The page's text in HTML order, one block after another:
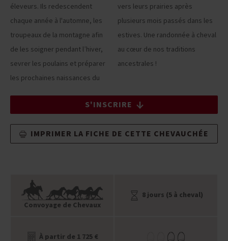
éleveurs. Ils redescendent
chaque année à l'automne, les
troupeaux de la montagne afin
de les soigner pendant l’hiver,
sevrer les poulains et préparer
les prochaines naissances du
vers leurs prairies après
plusieurs mois passés dans les
estives. Une randonnée à cheval
au cœur de nos traditions
ancestrales !
S'INSCRIRE
IMPRIMER LA FICHE DE CETTE CHEVAUCHÉE
Convoyage de Chevaux
8 jours (5 à cheval)
À partir de 1 725 €